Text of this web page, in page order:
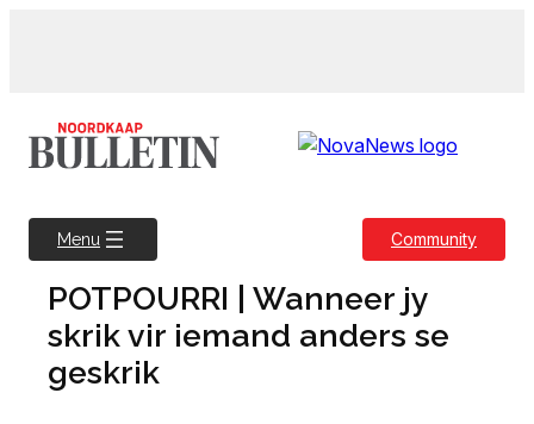
Menu Community
POTPOURRI | Wanneer jy
skrik vir iemand anders se
geskrik